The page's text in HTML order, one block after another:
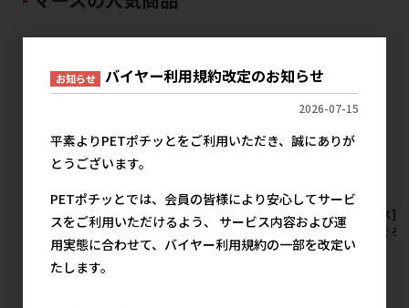
[マース]シーザー 自然素材レ
シピ 平飼い鶏の蒸しささみ&
さつまいも･いんげん 60g×4
袋【メーカーフェア10】
[マース]シーザー 自然素材レ
シピ 平飼い鶏の蒸しささみ&
にんじん チーズ入り 60g×4袋
[マース]
ピ まぐ
ア10】
お知らせ バイヤー利用規約改定のお知らせ
2026-07-15
平素よりPETポチッとをご利用いただき、誠にありが
とうございます。
PETポチッとでは、会員の皆様により安心してサービ
スをご利用いただけるよう、 サービス内容および運
用実態に合わせて、バイヤー利用規約の一部を改定い
たします。